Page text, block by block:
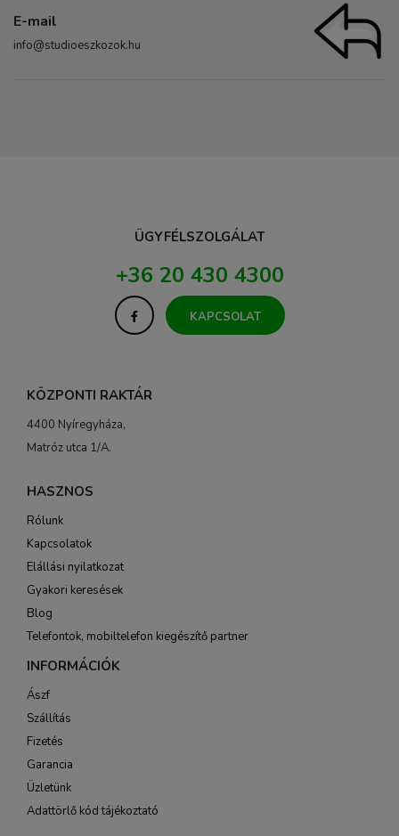
E-mail
info@studioeszkozok.hu
ÜGYFÉLSZOLGÁLAT
+36 20 430 4300
KAPCSOLAT
KÖZPONTI RAKTÁR
4400 Nyíregyháza,
Matróz utca 1/A.
HASZNOS
Rólunk
Kapcsolatok
Elállási nyilatkozat
Gyakori keresések
Blog
Telefontok, mobiltelefon kiegészítő partner
INFORMÁCIÓK
Ászf
Szállítás
Fizetés
Garancia
Üzletünk
Adattörlő kód tájékoztató